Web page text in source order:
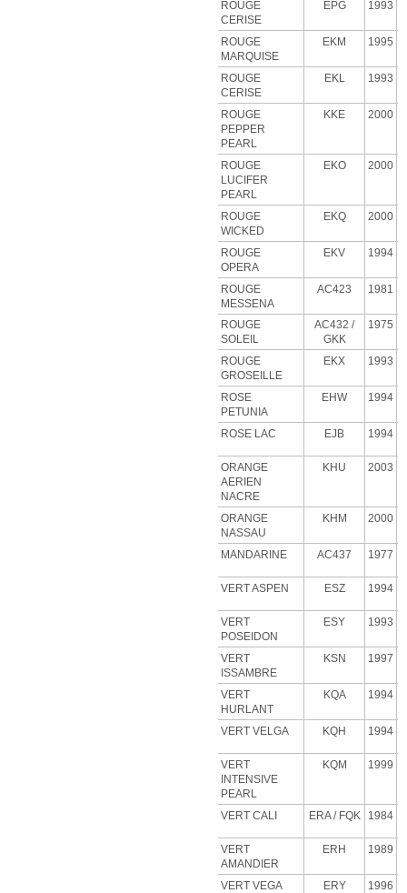
ROUGE
CERISE
EPG 1993
ROUGE
MARQUISE
EKM 1995
ROUGE
CERISE
EKL 1993
ROUGE
PEPPER
PEARL
KKE 2000
ROUGE
LUCIFER
PEARL
EKO 2000
ROUGE
WICKED
EKQ 2000
ROUGE
OPERA
EKV 1994
ROUGE
MESSENA
AC423 1981
ROUGE
SOLEIL
AC432 /
GKK
1975
ROUGE
GROSEILLE
EKX 1993
ROSE
PETUNIA
EHW 1994
ROSE LAC EJB 1994
ORANGE
AERIEN
NACRE
KHU 2003
ORANGE
NASSAU
KHM 2000
MANDARINE AC437 1977
VERT ASPEN ESZ 1994
VERT
POSEIDON
ESY 1993
VERT
ISSAMBRE
KSN 1997
VERT
HURLANT
KQA 1994
VERT VELGA KQH 1994
VERT
INTENSIVE
PEARL
KQM 1999
VERT CALI ERA/ FQK 1984
VERT
AMANDIER
ERH 1989
VERT VEGA
ERY 1996